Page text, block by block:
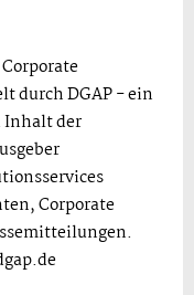
durch DGAP - ein
Inhalt der
Corporate